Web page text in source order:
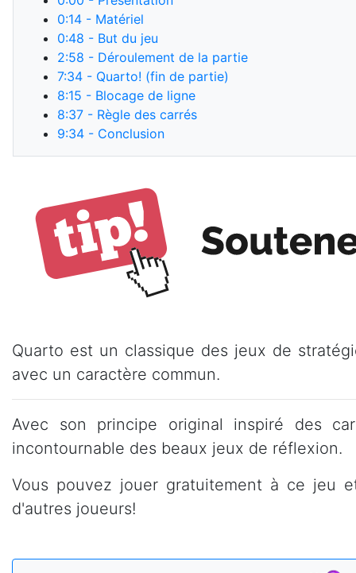
0:14 - Matériel
0:48 - But du jeu
2:58 - Déroulement de la partie
7:34 - Quarto! (fin de partie)
8:15 - Blocage de ligne
8:37 - Règle des carrés
9:34 - Conclusion
Quarto est un classique des jeux de
avec un caractère commun.
Avec son principe original inspiré des
incontournable des beaux jeux de réflexion.
Vous pouvez jouer gratuitement à ce jeu
d'autres joueurs!